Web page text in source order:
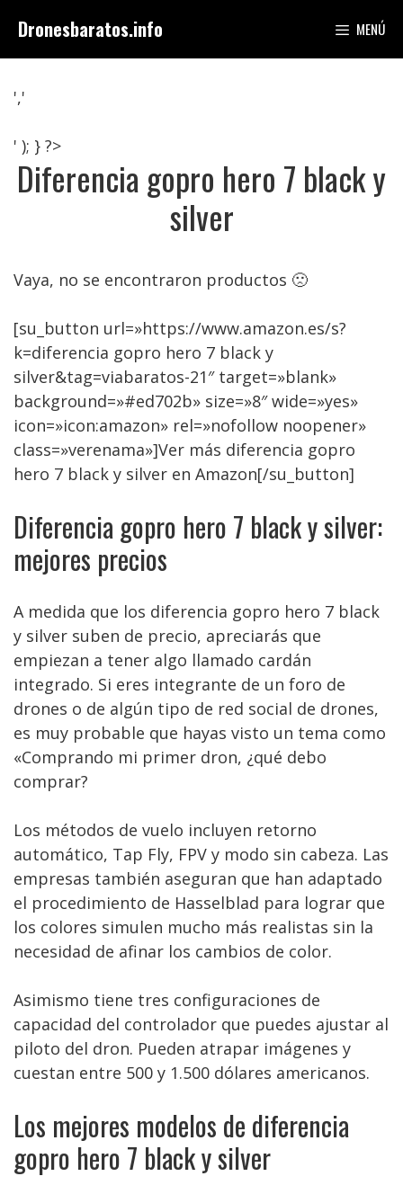
contenido
Dronesbaratos.info MENÚ
','
' ); } ?>
Diferencia gopro hero 7 black y
silver
Vaya, no se encontraron productos 🙁
[su_button url=»https://www.amazon.es/s?
k=diferencia gopro hero 7 black y
silver&tag=viabaratos-21″ target=»blank»
background=»#ed702b» size=»8″ wide=»yes»
icon=»icon:amazon» rel=»nofollow noopener»
class=»verenama»]Ver más diferencia gopro
hero 7 black y silver en Amazon[/su_button]
Diferencia gopro hero 7 black y silver:
mejores precios
A medida que los diferencia gopro hero 7 black
y silver suben de precio, apreciarás que
empiezan a tener algo llamado cardán
integrado. Si eres integrante de un foro de
drones o de algún tipo de red social de drones,
es muy probable que hayas visto un tema como
«Comprando mi primer dron, ¿qué debo
comprar?
Los métodos de vuelo incluyen retorno
automático, Tap Fly, FPV y modo sin cabeza. Las
empresas también aseguran que han adaptado
el procedimiento de Hasselblad para lograr que
los colores simulen mucho más realistas sin la
necesidad de afinar los cambios de color.
Asimismo tiene tres configuraciones de
capacidad del controlador que puedes ajustar al
piloto del dron. Pueden atrapar imágenes y
cuestan entre 500 y 1.500 dólares americanos.
Los mejores modelos de diferencia
gopro hero 7 black y silver